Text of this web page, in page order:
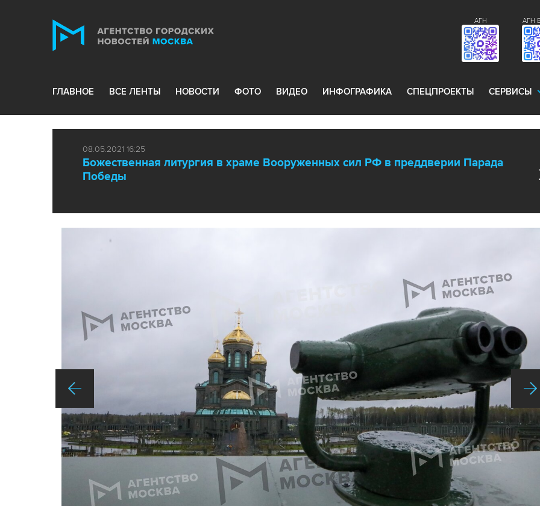
АГН
АГН
ГЛАВНОЕ ВСЕ ЛЕНТЫ НОВОСТИ ФОТО ВИДЕО ИНФОГРАФИКА СПЕЦПРОЕКТЫ СЕРВИСЫ
08.05.2021 16:25
Божественная литургия в храме Вооруженных сил РФ в преддверии Парада
Победы